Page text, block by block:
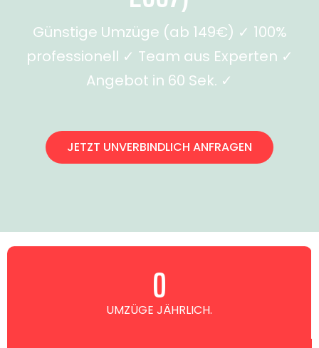
Günstige Umzüge (ab 149€) ✓ 100%
professionell ✓ Team aus Experten ✓
Angebot in 60 Sek. ✓
JETZT UNVERBINDLICH ANFRAGEN
UMZÜGE JÄHRLICH.
0